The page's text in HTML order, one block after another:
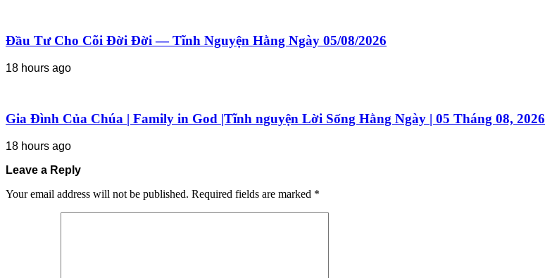
Đầu Tư Cho Cõi Đời Đời — Tĩnh Nguyện Hằng Ngày 05/08/2026
18 hours ago
Gia Đình Của Chúa | Family in God |Tĩnh nguyện Lời Sống Hằng Ngày | 05 Tháng 08, 2026
18 hours ago
Leave a Reply
Your email address will not be published. Required fields are marked *